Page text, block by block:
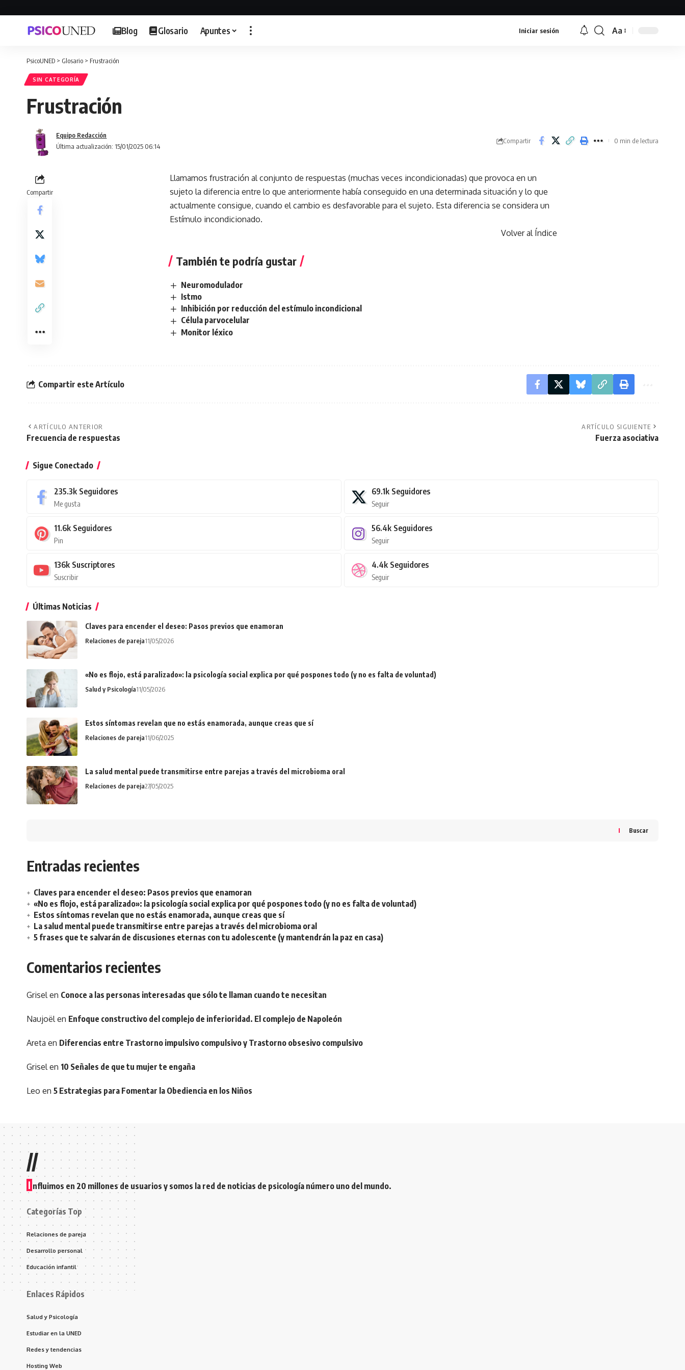
Blog Glosario Apuntes Iniciar sesión
Font
Aa
PsicoUNED > Glosario > Frustración
SIN CATEGORÍA
Frustración
Última actualización: 15/01/2025 06:14
Equipo Redacción
Compartir 0 min de lectura
Compartir
Llamamos frustración al conjunto de respuestas (muchas veces incondicionadas) que provoca en un
sujeto la diferencia entre lo que anteriormente había conseguido en una determinada situación y lo que
actualmente consigue, cuando el cambio es desfavorable para el sujeto. Esta diferencia se considera un
Estímulo incondicionado.
Volver al Índice
También te podría gustar
Neuromodulador
Istmo
Inhibición por reducción del estímulo incondicional
Célula parvocelular
Monitor léxico
Compartir este Artículo
ARTÍCULO ANTERIOR
Frecuencia de respuestas
ARTÍCULO SIGUIENTE
Fuerza asociativa
Sigue Conectado
235.3k Seguidores
Me gusta
69.1k Seguidores
Seguir
11.6k Seguidores
Pin
56.4k Seguidores
Seguir
136k Suscriptores
Suscribir
4.4k Seguidores
Seguir
Últimas Noticias
Claves para encender el deseo: Pasos previos que enamoran
Relaciones de pareja11/05/2026
«No es flojo, está paralizado»: la psicología social explica por qué pospones todo (y no es falta de voluntad)
Salud y Psicología11/05/2026
Estos síntomas revelan que no estás enamorada, aunque creas que sí
Relaciones de pareja11/06/2025
La salud mental puede transmitirse entre parejas a través del microbioma oral
Relaciones de pareja27/05/2025
Buscar
Entradas recientes
Claves para encender el deseo: Pasos previos que enamoran
«No es flojo, está paralizado»: la psicología social explica por qué pospones todo (y no es falta de voluntad)
Estos síntomas revelan que no estás enamorada, aunque creas que sí
La salud mental puede transmitirse entre parejas a través del microbioma oral
5 frases que te salvarán de discusiones eternas con tu adolescente (y mantendrán la paz en casa)
Comentarios recientes
Griselen Conoce a las personas interesadas que sólo te llaman cuando te necesitan
Naujoëlen Enfoque constructivo del complejo de inferioridad. El complejo de Napoleón
Areta en Diferencias entre Trastorno impulsivo compulsivo y Trastorno obsesivo compulsivo
Griselen 10 Señales de que tu mujer te engaña
Leo en 5 Estrategias para Fomentar la Obediencia en los Niños
//
I nfluimos en 20 millones de usuarios y somos la red de noticias de psicología número uno del mundo.
Categorías Top
Relaciones de pareja
Desarrollo personal
Educación infantil
Enlaces Rápidos
Salud y Psicología
Estudiar en la UNED
Redes y tendencias
Hosting Web